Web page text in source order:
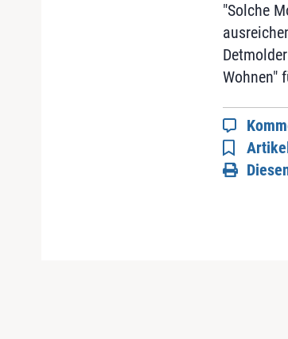
"Solche
Wohnen"